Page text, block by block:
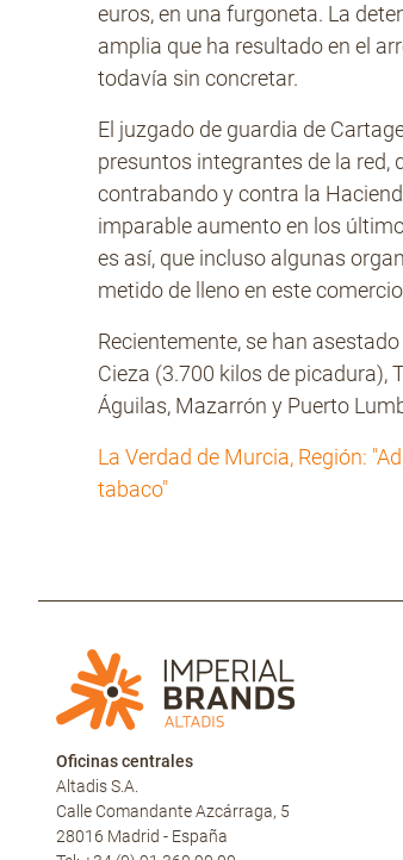
euros, en una furgoneta. La
amplia que ha resultado en el
todavía sin concretar.
El juzgado de guardia de
presuntos integrantes de la
contrabando y contra la
imparable aumento en los
es así, que incluso algunas
metido de lleno en este
Recientemente, se han
Cieza (3.700 kilos de picadura),
Águilas, Mazarrón y Puerto
La Verdad de Murcia, Región:
tabaco"
Oficinas centrales
Altadis S.A.
Calle Comandante Azcárraga, 5
28016 Madrid - España